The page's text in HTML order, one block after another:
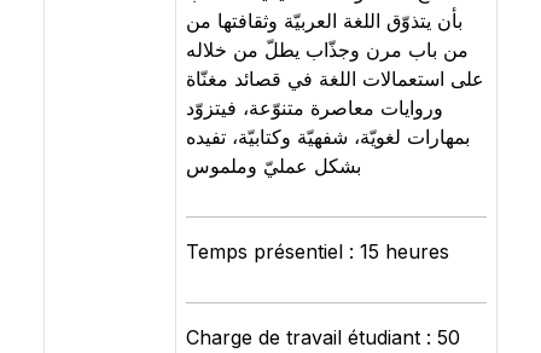
بأن يتذوّق اللغة العربيّة وثقافتها من
من باب مرن وجذّاب يطلّ من خلاله
على استعمالات اللغة في قصائد مغنّاة
وروايات معاصرة متنوّعة، فيتزوّد
بمهارات لغويّة، شفهيّة وكتابيّة، تفيده
بشكل عمليّ وملموس
Temps présentiel : 15 heures
Charge de travail étudiant : 50